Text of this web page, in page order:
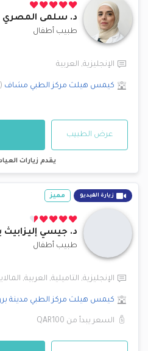
د. سلمى المصري
طبيب أطفال
الإنجليزية, العربية
كيمس هيلث مركز الطبي مشاف (
عرض الطبيب
يقدم زيارات
زيارة الفيديو مميز
د. جيسي إليزابيث
طبيب أطفال
الإنجليزية, التاميلية, العربية,
كيمس هيلث مركز الطبي مدينة
السعر يبدأ من QAR100